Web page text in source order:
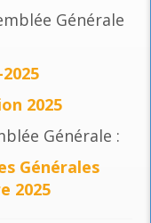
Générale
2025
Générale :
Générales
2025